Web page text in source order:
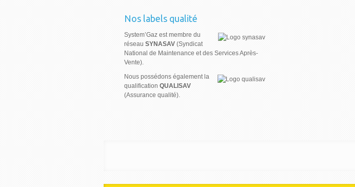
Nos labels qualité
System’Gaz est membre du
réseau SYNASAV (Syndicat
National de Maintenance et des Services Après-
Vente).
Nous possédons également la
qualification QUALISAV
(Assurance qualité).